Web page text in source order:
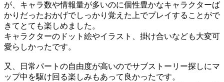
が、キャラ数や情報量が多いのに個性豊かなキャラクターば
かりだったおかげでしっかり覚えた上でプレイすることがで
きてとても楽しめました。
キャラクターのドット絵やイラスト、掛け合いなども大変可
愛らしかったです。
又、日常パートの自由度が高いのでサブストーリー探しにマ
ップ中を駆け回る楽しみもあって良かったです。